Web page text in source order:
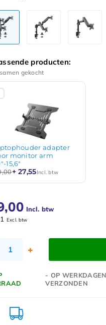
producten:
gekocht
adapter
monitor arm
15,6"
+ 27,55Incl. btw
Incl. btw
Excl. btw
+
- OP
VERZONDEN